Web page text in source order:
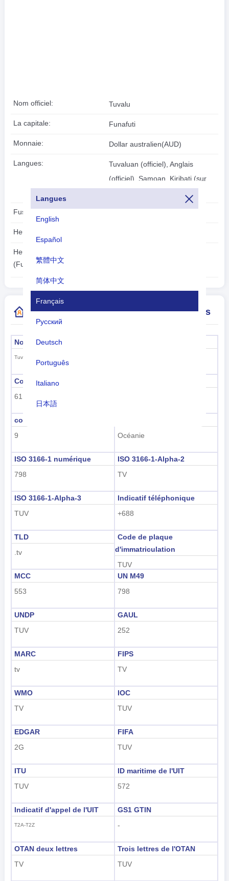
Langues
English
Español
繁體中文
简体中文
Français
Русский
Deutsch
Português
Italiano
日本語
Indonesian
हिंदी
Nom officiel: Tuvalu
La capitale: Funafuti
Monnaie: Dollar australien(AUD)
Langues:
Tuvaluan (officiel), Anglais
(officiel), Samoan, Kiribati (sur
Fuseau horaire:
Heure d'été:
Heure locale:
(Funafuti)
Plus d'informations sur l'indicatif de pays
Nom officiel
Tuvalu
Code de sous-région
61
code de région
9
Océanie
ISO 3166-1 numérique
798
ISO 3166-1-Alpha-2
TV
ISO 3166-1-Alpha-3
TUV
Indicatif téléphonique
+688
TLD
.tv
Code de plaque
d'immatriculation
TUV
MCC
553
UN M49
798
UNDP
TUV
GAUL
252
MARC
tv
FIPS
TV
WMO
TV
IOC
TUV
EDGAR
2G
FIFA
TUV
ITU
TUV
ID maritime de l'UIT
572
Indicatif d'appel de l'UIT
T2A-T2Z
GS1 GTIN
-
OTAN deux lettres
TV
Trois lettres de l'OTAN
TUV